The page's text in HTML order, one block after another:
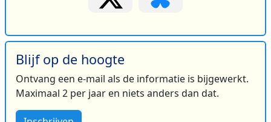
Blijf op de hoogte
Ontvang een e-mail als de informatie is bijgewerkt.
Maximaal 2 per jaar en niets anders dan dat.